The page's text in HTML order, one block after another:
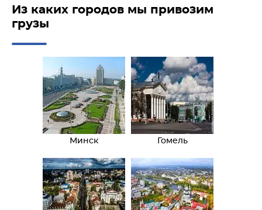
Из каких городов мы привозим
грузы
Минск Гомель